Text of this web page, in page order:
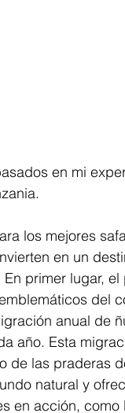
en mi
los mejores
en un
primer lugar,
del
anual de
año. Esta
de las praderas
natural y
en acción,